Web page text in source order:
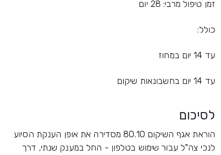
זמן טיפול מרבי: 28 יום
כולל:
עד 14 יום במחוז
עד 14 יום בחשבונאות שיקום
לסיכום
הוראת אגף השיקום 80.10 מסדירה את אופן הענקת הסיוע
לנכי צה"ל עבור שימוש בטלפון - החל במענק שנתי, דרך